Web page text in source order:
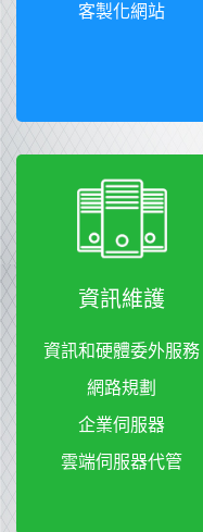
客製化網站
資訊維護
資訊和硬體委外服務
網路規劃
企業伺服器
雲端伺服器代管